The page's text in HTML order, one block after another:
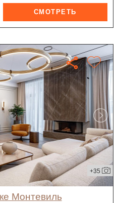
+35
Монтевиль